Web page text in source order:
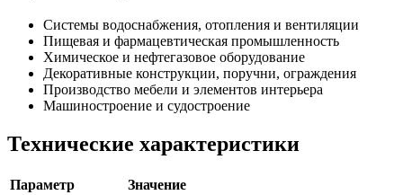
Системы водоснабжения, отопления и вентиляции
Пищевая и фармацевтическая промышленность
Химическое и нефтегазовое оборудование
Декоративные конструкции, поручни, ограждения
Производство мебели и элементов интерьера
Машиностроение и судостроение
Технические характеристики
Параметр
Значение